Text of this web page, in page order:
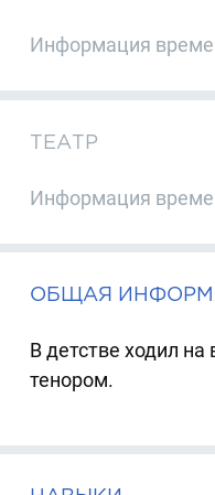
Информация
ТЕАТР
Информация
ОБЩАЯ
В детстве ходил на
тенором.